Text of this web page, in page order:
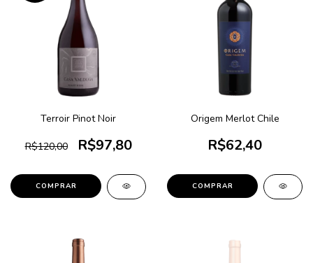
Terroir Pinot Noir
R$120,00 R$97,80
Origem Merlot Chile
R$62,40